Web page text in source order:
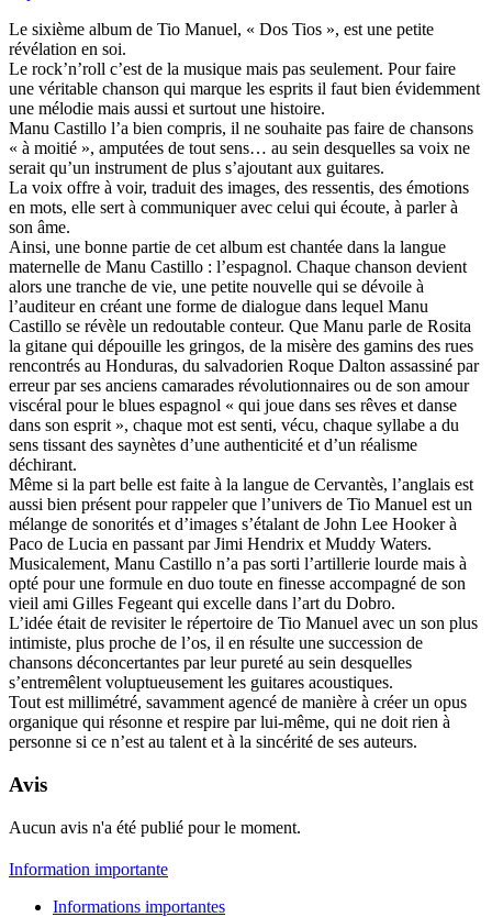
Le sixième album de Tio Manuel, « Dos Tios », est une petite
révélation en soi.
Le rock’n’roll c’est de la musique mais pas seulement. Pour faire
une véritable chanson qui marque les esprits il faut bien évidemment
une mélodie mais aussi et surtout une histoire.
Manu Castillo l’a bien compris, il ne souhaite pas faire de chansons
« à moitié », amputées de tout sens… au sein desquelles sa voix ne
serait qu’un instrument de plus s’ajoutant aux guitares.
La voix offre à voir, traduit des images, des ressentis, des émotions
en mots, elle sert à communiquer avec celui qui écoute, à parler à
son âme.
Ainsi, une bonne partie de cet album est chantée dans la langue
maternelle de Manu Castillo : l’espagnol. Chaque chanson devient
alors une tranche de vie, une petite nouvelle qui se dévoile à
l’auditeur en créant une forme de dialogue dans lequel Manu
Castillo se révèle un redoutable conteur. Que Manu parle de Rosita
la gitane qui dépouille les gringos, de la misère des gamins des rues
rencontrés au Honduras, du salvadorien Roque Dalton assassiné par
erreur par ses anciens camarades révolutionnaires ou de son amour
viscéral pour le blues espagnol « qui joue dans ses rêves et danse
dans son esprit », chaque mot est senti, vécu, chaque syllabe a du
sens tissant des saynètes d’une authenticité et d’un réalisme
déchirant.
Même si la part belle est faite à la langue de Cervantès, l’anglais est
aussi bien présent pour rappeler que l’univers de Tio Manuel est un
mélange de sonorités et d’images s’étalant de John Lee Hooker à
Paco de Lucia en passant par Jimi Hendrix et Muddy Waters.
Musicalement, Manu Castillo n’a pas sorti l’artillerie lourde mais à
opté pour une formule en duo toute en finesse accompagné de son
vieil ami Gilles Fegeant qui excelle dans l’art du Dobro.
L’idée était de revisiter le répertoire de Tio Manuel avec un son plus
intimiste, plus proche de l’os, il en résulte une succession de
chansons déconcertantes par leur pureté au sein desquelles
s’entremêlent voluptueusement les guitares acoustiques.
Tout est millimétré, savamment agencé de manière à créer un opus
organique qui résonne et respire par lui-même, qui ne doit rien à
personne si ce n’est au talent et à la sincérité de ses auteurs.
Avis
Aucun avis n'a été publié pour le moment.
Information importante
Informations importantes